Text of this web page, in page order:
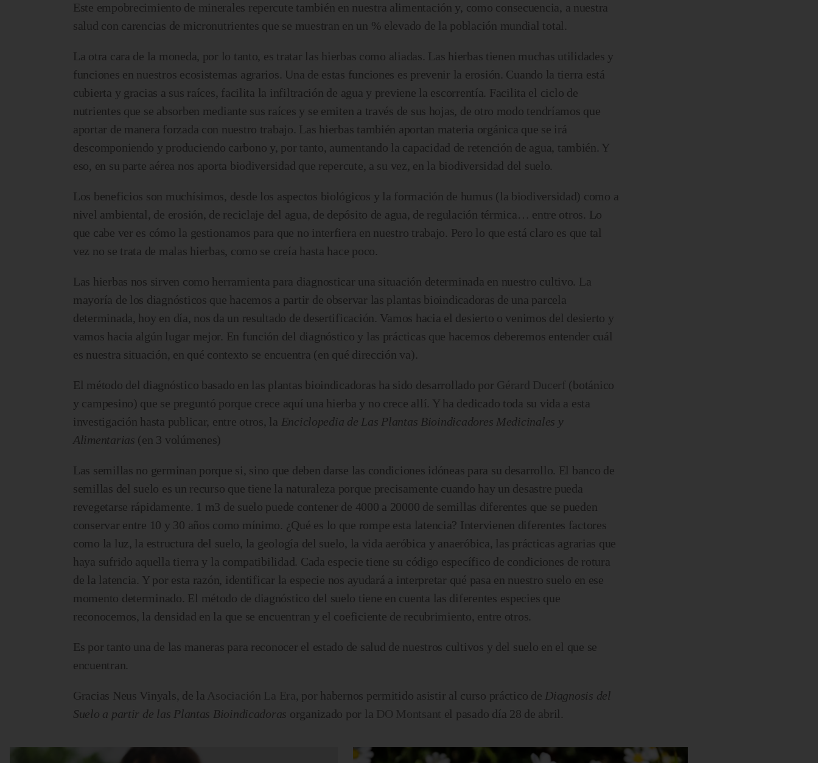
Este empobrecimiento de minerales repercute también en nuestra alimentación y, como consecuencia, a nuestra
salud con carencias de micronutrientes que se muestran en un % elevado de la población mundial total.
La otra cara de la moneda, por lo tanto, es tratar las hierbas como aliadas. Las hierbas tienen muchas utilidades y
funciones en nuestros ecosistemas agrarios. Una de estas funciones es prevenir la erosión. Cuando la tierra está
cubierta y gracias a sus raíces, facilita la infiltración de agua y previene la escorrentía. Facilita el ciclo de
nutrientes que se absorben mediante sus raíces y se emiten a través de sus hojas, de otro modo tendríamos que
aportar de manera forzada con nuestro trabajo. Las hierbas también aportan materia orgánica que se irá
descomponiendo y produciendo carbono y, por tanto, aumentando la capacidad de retención de agua, también. Y
eso, en su parte aérea nos aporta biodiversidad que repercute, a su vez, en la biodiversidad del suelo.
Los beneficios son muchísimos, desde los aspectos biológicos y la formación de humus (la biodiversidad) como a
nivel ambiental, de erosión, de reciclaje del agua, de depósito de agua, de regulación térmica… entre otros. Lo
que cabe ver es cómo la gestionamos para que no interfiera en nuestro trabajo. Pero lo que está claro es que tal
vez no se trata de malas hierbas, como se creía hasta hace poco.
Las hierbas nos sirven como herramienta para diagnosticar una situación determinada en nuestro cultivo. La
mayoría de los diagnósticos que hacemos a partir de observar las plantas bioindicadoras de una parcela
determinada, hoy en día, nos da un resultado de desertificación. Vamos hacia el desierto o venimos del desierto y
vamos hacia algún lugar mejor. En función del diagnóstico y las prácticas que hacemos deberemos entender cuál
es nuestra situación, en qué contexto se encuentra (en qué dirección va).
El método del diagnóstico basado en las plantas bioindicadoras ha sido desarrollado por Gérard Ducerf (botánico
y campesino) que se preguntó porque crece aquí una hierba y no crece allí. Y ha dedicado toda su vida a esta
investigación hasta publicar, entre otros, la Enciclopedia de Las Plantas Bioindicadores Medicinales y
Alimentarias (en 3 volúmenes)
Las semillas no germinan porque si, sino que deben darse las condiciones idóneas para su desarrollo. El banco de
semillas del suelo es un recurso que tiene la naturaleza porque precisamente cuando hay un desastre pueda
revegetarse rápidamente. 1 m3 de suelo puede contener de 4000 a 20000 de semillas diferentes que se pueden
conservar entre 10 y 30 años como mínimo. ¿Qué es lo que rompe esta latencia? Intervienen diferentes factores
como la luz, la estructura del suelo, la geología del suelo, la vida aeróbica y anaeróbica, las prácticas agrarias que
haya sufrido aquella tierra y la compatibilidad. Cada especie tiene su código específico de condiciones de rotura
de la latencia. Y por esta razón, identificar la especie nos ayudará a interpretar qué pasa en nuestro suelo en ese
momento determinado. El método de diagnóstico del suelo tiene en cuenta las diferentes especies que
reconocemos, la densidad en la que se encuentran y el coeficiente de recubrimiento, entre otros.
Es por tanto una de las maneras para reconocer el estado de salud de nuestros cultivos y del suelo en el que se
encuentran.
Gracias Neus Vinyals, de la Asociación La Era, por habernos permitido asistir al curso práctico de Diagnosis del
Suelo a partir de las Plantas Bioindicadoras organizado por la DO Montsant el pasado día 28 de abril.